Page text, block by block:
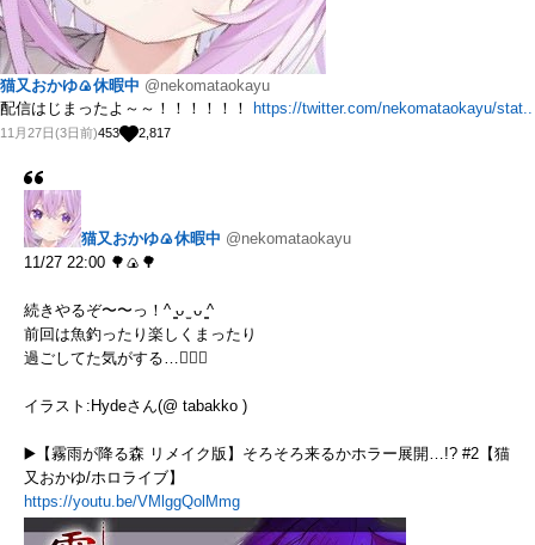
猫又おかゆ🍙休暇中 @nekomataokayu
配信はじまったよ～～！！！！！！ https://twitter.com/nekomataokayu/stat..
11月27日(3日前)453 2,817
猫又おかゆ🍙休暇中 @nekomataokayu
11/27 22:00 🌳🍙🌳
続きやるぞ〜〜っ！^ ̳ᴗ ̫ ᴗ ̳^
前回は魚釣ったり楽しくまったり
過ごしてた気がする…😵‍💫💭
イラスト:Hydeさん(@ tabakko )
▶️【霧雨が降る森 リメイク版】そろそろ来るかホラー展開…!? #2【猫
又おかゆ/ホロライブ】
https://youtu.be/VMlggQolMmg